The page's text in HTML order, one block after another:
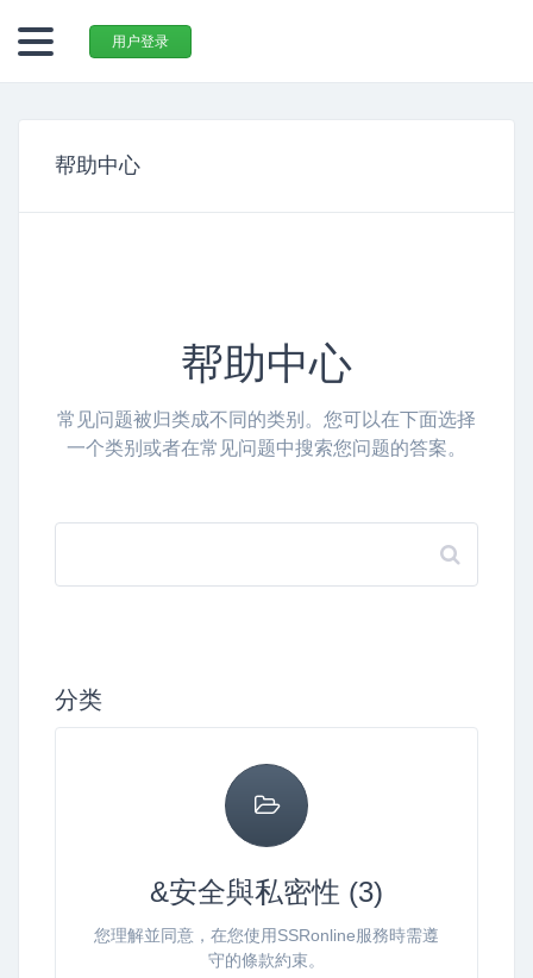
用户登录
帮助中心
帮助中心
常见问题被归类成不同的类别。您可以在下面选择
一个类别或者在常见问题中搜索您问题的答案。
分类
&安全與私密性 (3)
您理解並同意，在您使用SSRonline服務時需遵
守的條款約束。